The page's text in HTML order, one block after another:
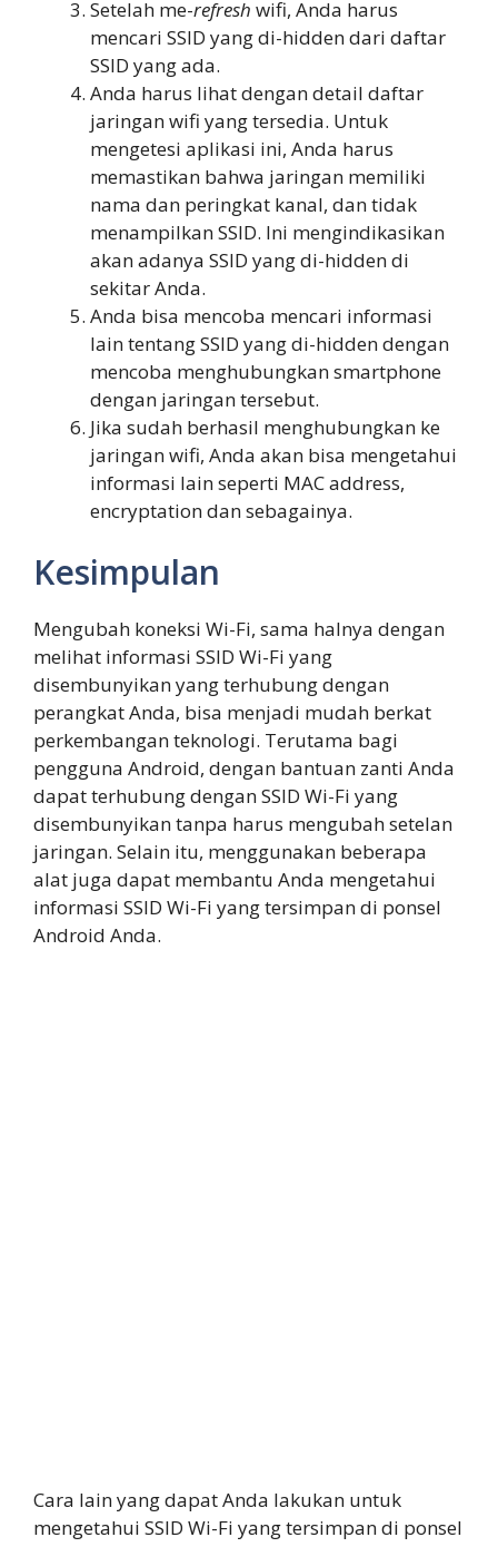
Setelah me-refresh wifi, Anda harus
mencari SSID yang di-hidden dari daftar
SSID yang ada.
Anda harus lihat dengan detail daftar
jaringan wifi yang tersedia. Untuk
mengetesi aplikasi ini, Anda harus
memastikan bahwa jaringan memiliki
nama dan peringkat kanal, dan tidak
menampilkan SSID. Ini mengindikasikan
akan adanya SSID yang di-hidden di
sekitar Anda.
Anda bisa mencoba mencari informasi
lain tentang SSID yang di-hidden dengan
mencoba menghubungkan smartphone
dengan jaringan tersebut.
Jika sudah berhasil menghubungkan ke
jaringan wifi, Anda akan bisa mengetahui
informasi lain seperti MAC address,
encryptation dan sebagainya.
Kesimpulan
Mengubah koneksi Wi-Fi, sama halnya dengan
melihat informasi SSID Wi-Fi yang
disembunyikan yang terhubung dengan
perangkat Anda, bisa menjadi mudah berkat
perkembangan teknologi. Terutama bagi
pengguna Android, dengan bantuan zanti Anda
dapat terhubung dengan SSID Wi-Fi yang
disembunyikan tanpa harus mengubah setelan
jaringan. Selain itu, menggunakan beberapa
alat juga dapat membantu Anda mengetahui
informasi SSID Wi-Fi yang tersimpan di ponsel
Android Anda.
Cara lain yang dapat Anda lakukan untuk
mengetahui SSID Wi-Fi yang tersimpan di ponsel